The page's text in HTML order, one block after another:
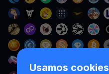
Usamos cookies